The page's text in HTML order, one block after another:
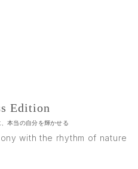
Edition
本当の自分を輝かせる
with the rhythm of nature